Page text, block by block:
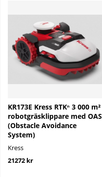
KR173E Kress RTKⁿ 3 000 m²
robotgräsklippare med OAS
(Obstacle Avoidance
System)
Kress
21272 kr